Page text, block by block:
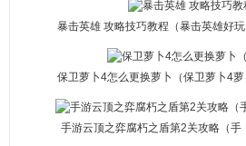
暴击英雄 攻略技巧教程（暴击英雄好玩
保卫萝卜4怎么更换萝卜（保卫萝卜4萝
手游云顶之弈腐朽之盾第2关攻略（手